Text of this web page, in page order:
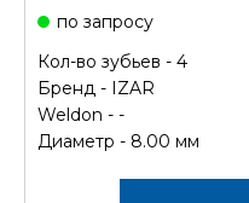
по запросу
Кол-во зубьев - 4
Бренд - IZAR
Weldon - -
Диаметр - 8.00 мм